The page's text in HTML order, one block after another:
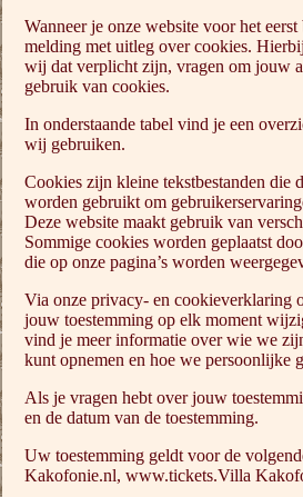
Wanneer je onze website voor het
melding met uitleg over cookies.
wij dat verplicht zijn, vragen om jouw
gebruik van cookies.
In onderstaande tabel vind je een
wij gebruiken.
Cookies zijn kleine tekstbestanden die
worden gebruikt om
Deze website maakt gebruik van
Sommige cookies worden geplaatst
die op onze pagina’s worden
Via onze privacy- en cookieverklaring
jouw toestemming op elk moment
vind je meer informatie over wie we
kunt opnemen en hoe we persoonlijke
Als je vragen hebt over jouw
en de datum van de toestemming.
Uw toestemming geldt voor de
Kakofonie.nl, www.tickets.Villa